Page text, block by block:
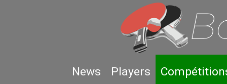
News Players